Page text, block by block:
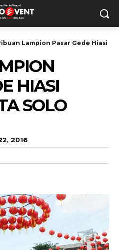
Lampion Pasar Gede Hiasi
HIASI
SOLO
2016